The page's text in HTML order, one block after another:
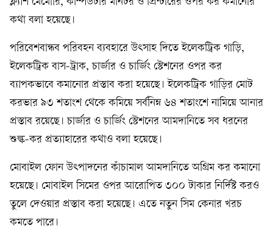
কথা বলা হয়েছে।
পরিবেশবান্ধব পরিবহন ব্যবহারে উৎসাহ দিতে ইলেকট্রিক গাড়ি,
ইলেকট্রিক বাস-ট্রাক, চার্জার ও চার্জিং স্টেশনের ওপর কর
ব্যাপকভাবে কমানোর প্রস্তাব করা হয়েছে। ইলেকট্রিক গাড়ির মোট
করভার ৯৩ শতাংশ থেকে কমিয়ে সর্বনিম্ন ৬৪ শতাংশে নামিয়ে আনার
প্রস্তাব রয়েছে। চার্জার ও চার্জিং স্টেশনের আমদানিতে সব ধরনের
শুল্ক-কর প্রত্যাহারের কথাও বলা হয়েছে।
মোবাইল ফোন উৎপাদনের কাঁচামাল আমদানিতে অগ্রিম কর কমানো
হয়েছে। মোবাইল সিমের ওপর আরোপিত ৩০০ টাকার নির্দিষ্ট করও
তুলে দেওয়ার প্রস্তাব করা হয়েছে। এতে নতুন সিম কেনার খরচ
কমতে পারে।